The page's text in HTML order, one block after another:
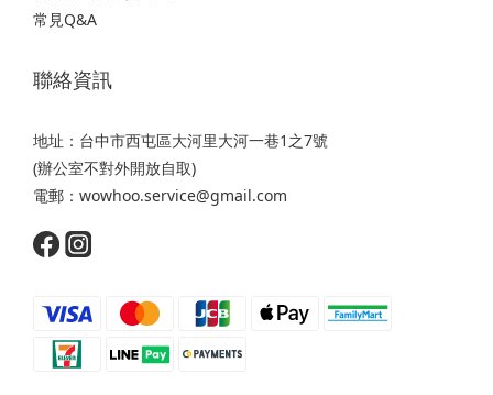
常見Q&A
聯絡資訊
地址：台中市西屯區大河里大河一巷1之7號
(辦公室不對外開放自取)
電郵：wowhoo.service@gmail.com